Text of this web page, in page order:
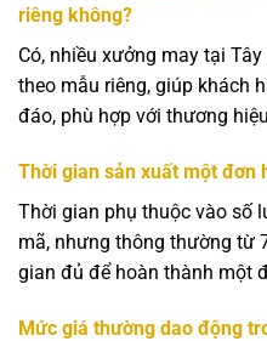
riêng không?
Có, nhiều xưởng may tại
theo mẫu riêng, giúp khách
đáo, phù hợp với thương
Thời gian sản xuất một đơn
Thời gian phụ thuộc vào số
mã, nhưng thông thường từ
gian đủ để hoàn thành một
Mức giá thường dao động